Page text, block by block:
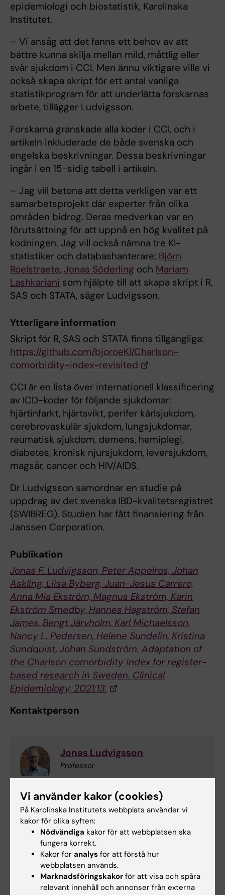
epidemiologi och biostatistik, Karolinska
Institutet.
– Vi ansåg att det fanns ett behov av att
bättre kunna skilja mellan mild, måttlig eller
svår sjukdom i CCI. Men ännu viktigare ville vi
också skapa skript för ett antal vanliga
statistikprogram för att underlätta forskarnas
arbete, tillägger Ludvigsson.
Forskarna granskade alla koder i CCI, och i
artikeln inkluderade de både svenska och
engelska beskrivningar. Dessa beskrivningar
ingår i en 15-sidig tabell i artikeln.
– Jag vill betona att detta verkligen var ett
samarbetsprojekt där experter från olika
områden bidrog. Deras medverkan var en
förutsättning för att uppnå en hög kvalitet på
kodningen. Jag vill också nämna tre KI-
statistiker och databashanterare; Björn
Roelstraete, Jonas Söderling och Mariam
Lashkariani som hjälpte till att skapa skript i R,
SAS och STATA, säger Ludvigsson.
Ytterligare information
Skript för R, SAS och STATA finns tillgängliga:
https://github.com/bjoroeKI/Charlson-
comorbidity-index-revisited
CCI är en lista över internationell klassificering
av ICD-koder för följande sjukdomar:
hjärtinfarkt, hjärtsvikt, perifer kärlsjukdom,
cerebrovaskulär sjukdom, lungsjukdomar,
reumatisk sjukdom, demens, hemiplegi,
diabetes, kronisk njursjukdom, leversjukdom,
magsår, cancer och HIV/AIDS.
Dr Ludvigsson samordnar en studie på
uppdrag av det svenska IBD-kvalitetsregistret
(SWIBREG). Studien har fått finansiering från
Janssen Corporation.
Publikation
Jonas F. Ludvigsson, Peter Appelros, Johan
Askling, Liisa Byberg, Juan-Jesus Carrero,
Anna Mia Ekström, Magnus Ekström, Karin
Ekström Smedby, Hannes Hagström, Stefan
James, Bengt Järvholm, Karl Michaelsson,
Nancy L. Pedersen, Helene Sundelin, Kristina
Sundquist, Johan Sundström. Adaptation of
the Charlson comorbidity index for register-
based research in Sweden. Clinical
Epidemiology, 2021:13.
Kontaktperson
Jonas Ludvigsson
Professor
+46852482262
E-post:
jonas.ludvigsson@ki.se
Biostatistik Epidemiologi
Vi använder kakor (cookies)
På Karolinska Institutets webbplats använder vi
kakor för olika syften:
Nödvändiga kakor för att webbplatsen ska
fungera korrekt.
Kakor för analys för att förstå hur
webbplatsen används.
Marknadsföringskakor för att visa och spåra
relevant innehåll och annonser från externa